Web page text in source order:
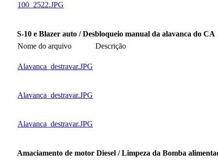
100_2522.JPG
S-10 e Blazer auto / Desbloqueio manual da alavanca do CA
Nome do arquivo
Descrição
Alavanca_destravar.JPG
Alavanca_destravar.JPG
Alavanca_destravar.JPG
Amaciamento de motor Diesel / Limpeza da Bomba